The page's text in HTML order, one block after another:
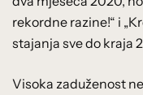
rekordne razine!“ i
stajanja sve do kraja
Visoka zaduženost